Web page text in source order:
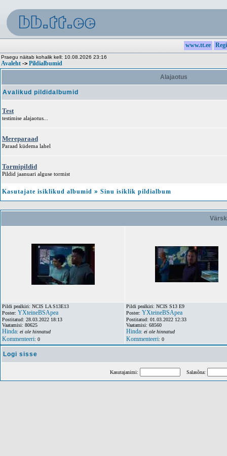
www.tt.ee
Praegu näitab kohalik kell: 10.08.2026 23:16
Avaleht -> Pildialbumid
Alajaotus
Avalikud pildidalbumid
Test
testimise alajaotus...
Mereparaad
Paraad küdema lahel
Tormipildid
Pildid jaanuari alguse tormist
Kasutajate isiklikud albumid » Sinu isiklik pildialbum
Pildi pealkiri: NCIS LA S13E13
Poster: YXteineBSApea
Postitatud: 28.03.2022 18:13
Vaatamisi: 80625
Hinda: ei ole hinnatud
Kommenteeri: 0
Pildi pealkiri: NCIS S13 E9
Poster: YXteineBSApea
Postitatud: 01.03.2022 12:33
Vaatamisi: 68560
Hinda: ei ole hinnatud
Kommenteeri: 0
Logi sisse
Kasutajanimi: Salasõna: